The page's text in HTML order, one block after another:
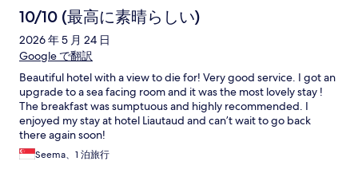
10/10 (最高に素晴らしい)
2026 年 5 月 24 日
Google で翻訳
Beautiful hotel with a view to die for! Very good service. I got an
upgrade to a sea facing room and it was the most lovely stay !
The breakfast was sumptuous and highly recommended. I
enjoyed my stay at hotel Liautaud and can’t wait to go back
there again soon!
Seema、1 泊旅行